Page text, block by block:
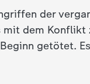
der
dem Konflikt
getötet.